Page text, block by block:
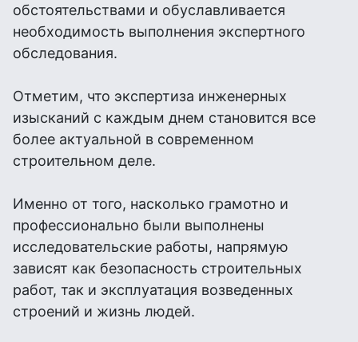
обстоятельствами и обуславливается
необходимость выполнения экспертного
обследования.
Отметим, что экспертиза инженерных
изысканий с каждым днем становится все
более актуальной в современном
строительном деле.
Именно от того, насколько грамотно и
профессионально были выполнены
исследовательские работы, напрямую
зависят как безопасность строительных
работ, так и эксплуатация возведенных
строений и жизнь людей.